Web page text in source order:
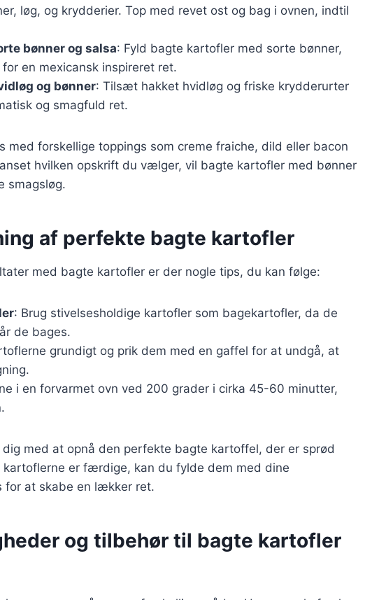
løg, og krydderier. Top med revet ost og bag i ovnen, indtil
bønner og salsa: Fyld bagte kartofler med sorte bønner,
en mexicansk inspireret ret.
og bønner: Tilsæt hakket hvidløg og friske krydderurter
og smagfuld ret.
med forskellige toppings som creme fraiche, dild eller bacon
hvilken opskrift du vælger, vil bagte kartofler med bønner
smagsløg.
af perfekte bagte kartofler
med bagte kartofler er der nogle tips, du kan følge:
: Brug stivelsesholdige kartofler som bagekartofler, da de
de bages.
grundigt og prik dem med en gaffel for at undgå, at
i en forvarmet ovn ved 200 grader i cirka 45-60 minutter,
med at opnå den perfekte bagte kartoffel, der er sprød
kartoflerne er færdige, kan du fylde dem med dine
for at skabe en lækker ret.
og tilbehør til bagte kartofler